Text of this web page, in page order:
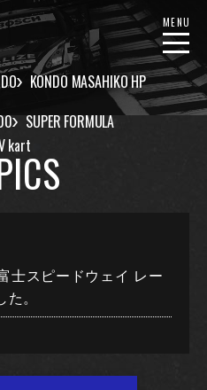
KONDO MASAHIKO HP
MENU
SUPER FORMULA
kart
士スピードウェイ レー
。